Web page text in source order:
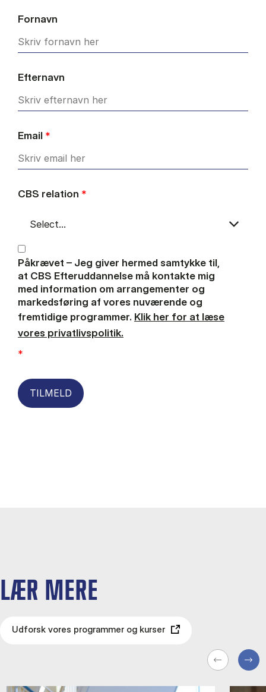
Fornavn
Efternavn
Email *
CBS relation *
Påkrævet – Jeg giver hermed samtykke til,
at CBS Efteruddannelse må kontakte mig
med information om arrangementer og
markedsføring af vores nuværende og
fremtidige programmer. Klik her for at læse
vores privatlivspolitik.
*
TILMELD
LÆR MERE
Udforsk vores programmer og kurser